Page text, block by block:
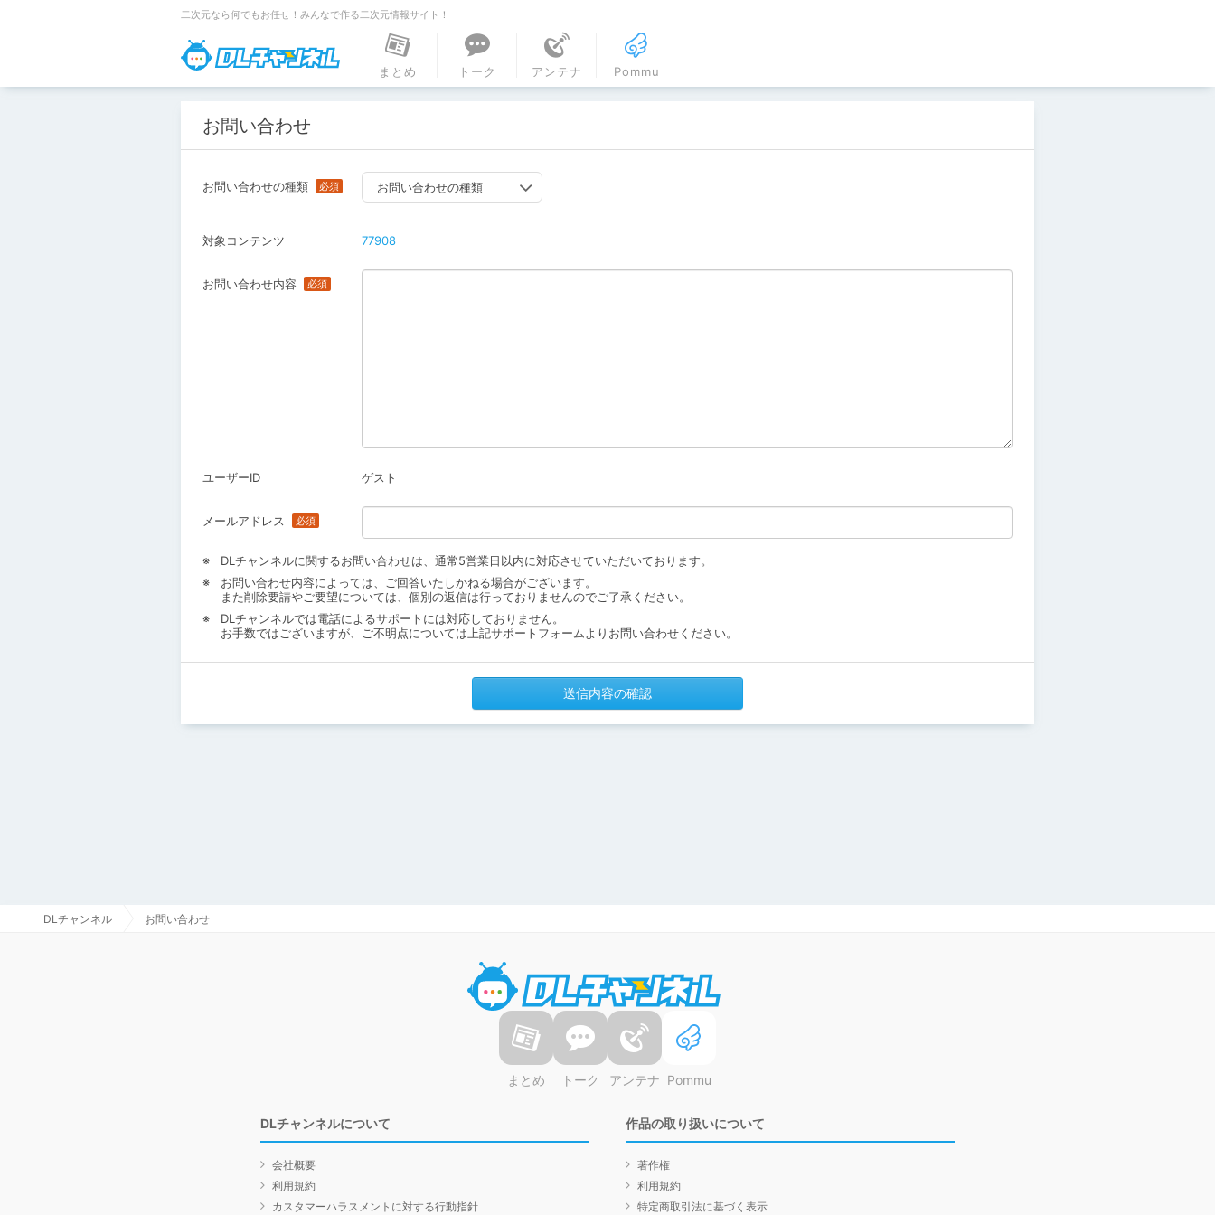
二次元なら何でもお任せ！みんなで作る二次元情報サイト！
DLチャンネル
まとめ
トーク アンテナ Pommu
お問い合わせ
お問い合わせの種類 お問い合わせの種類
対象コンテンツ 77908
お問い合わせ内容
ユーザーID ゲスト
メールアドレス
DLチャンネルに関するお問い合わせは、通常5営業日以内に対応させていただいております。
お問い合わせ内容によっては、ご回答いたしかねる場合がございます。
また削除要請やご要望については、個別の返信は行っておりませんのでご了承ください。
DLチャンネルでは電話によるサポートには対応しておりません。
お手数ではございますが、ご不明点については上記サポートフォームよりお問い合わせください。
送信内容の確認
DLチャンネル お問い合わせ
まとめ トーク アンテナ Pommu
DLチャンネルについて
会社概要
利用規約
カスタマーハラスメントに対する行動指針
作品の取り扱いについて
著作権
利用規約
特定商取引法に基づく表示